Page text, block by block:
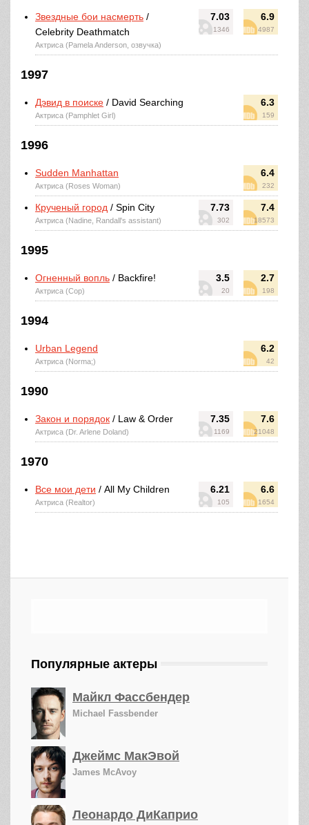
7.03
1346
6.9
4987
Звездные бои насмерть /
Celebrity Deathmatch
Актриса (Pamela Anderson, озвучка)
1997
6.3
159
Дэвид в поиске / David Searching
Актриса (Pamphlet Girl)
1996
6.4
232
Sudden Manhattan
Актриса (Roses Woman)
7.73
302
7.4
18573
Крученый город / Spin City
Актриса (Nadine, Randall's assistant)
1995
3.5
20
2.7
198
Огненный вопль / Backfire!
Актриса (Cop)
1994
6.2
42
Urban Legend
Актриса (Norma;)
1990
7.35
1169
7.6
21048
Закон и порядок / Law & Order
Актриса (Dr. Arlene Doland)
1970
6.21
105
6.6
1654
Все мои дети / All My Children
Актриса (Realtor)
Популярные актеры
Майкл Фассбендер
Michael Fassbender
Джеймс МакЭвой
James McAvoy
Леонардо ДиКаприо